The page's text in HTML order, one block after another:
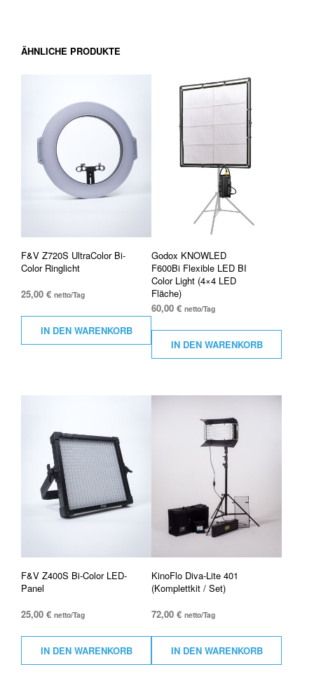
ÄHNLICHE PRODUKTE
F&V Z720S UltraColor Bi-
Color Ringlicht
25,00 € netto/Tag
IN DEN WARENKORB
Godox KNOWLED
F600Bi Flexible LED BI
Color Light (4×4 LED
Fläche)
60,00€ netto/Tag
IN DEN WARENKORB
F&V Z400S Bi-Color LED-
Panel
25,00 € netto/Tag
IN DEN WARENKORB
KinoFlo Diva-Lite 401
(Komplettkit / Set)
72,00€ netto/Tag
IN DEN WARENKORB